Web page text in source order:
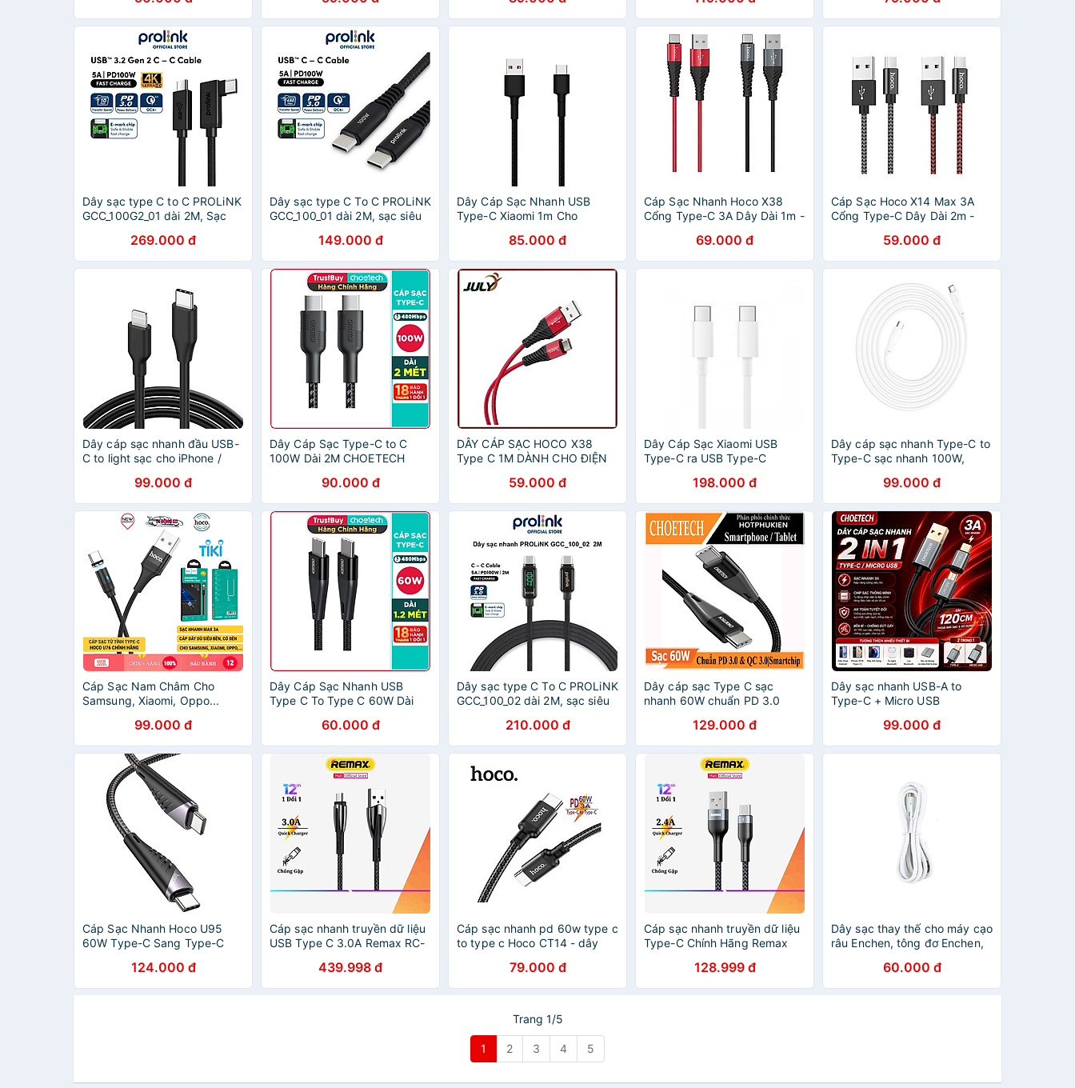
dùng cổng sạc Type C
Chip Sạc Thông Minh, Truyền
Dữ Liệu 480Mbps - Hàng
480Mbps - Hàng nhập khẩu
Hàng chính hãng
Dây sạc type C to C PROLiNK
GCC_100G2_01 dài 2M, Sạc
liệu audio, video 4K - Hàng
chính hãng
269.000 đ
Dây sạc type C To C PROLiNK
GCC_100_01 dài 2M, sạc siêu
Macbook, Laptop, Samsung -
Hàng chính hãng
149.000 đ
Dây Cáp Sạc Nhanh USB
Type-C Xiaomi 1m Cho
Chính Hãng85.000 đ
Cáp Sạc Nhanh Hoco X38
Cổng Type-C 3A Dây Dài 1m -
69.000 đ
Cáp Sạc Hoco X14 Max 3A
Cổng Type-C Dây Dài 2m -
59.000 đ
Dây cáp sạc nhanh đầu USB-
C to light sạc cho iPhone /
CHOETECH S-MT009L cho
iPhone / iPad (sạc nhanh
2.4A, chất liệu cao cấp, chip
sạc thông minh) - Hàng chính
99.000 đ
Dây Cáp Sạc Type-C to C
100W Dài 2M CHOETECH
Cho Macbook, Laptop,
Smartphone, Tablet - Hàng
Chính Hãng
90.000 đ
DÂY CÁP SẠC HOCO X38
Type C 1M DÀNH CHO ĐIỆN
59.000 đ
Dây Cáp Sạc Xiaomi USB
Type-C ra USB Type-C
chính hãng198.000 đ
Dây cáp sạc nhanh Type-C to
Type-C sạc nhanh 100W,
android như samsung, oppo...
- hàng nhập khẩu
99.000 đ
Cáp Sạc Nam Châm Cho
Samsung, Xiaomi, Oppo...
Từ Tính Báo Đèn, Cáp Dù Siêu
Bền - Hàng Chính Hãng
99.000 đ
Dây Cáp Sạc Nhanh USB
Type C To Type C 60W Dài
iPhone 15 CHOETECH XCC-
1003 - Hàng Chính Hãng
60.000 đ
Dây sạc type C To C PROLiNK
GCC_100_02 dài 2M, sạc siêu
dành cho Tablet, Macbook,
Laptop - Hàng chính hãng
210.000 đ
Dây cáp sạc Type C sạc
nhanh 60W chuẩn PD 3.0
CHOETECH XCC-1003 (chip
sạc thông minh, truyền tải dữ
liệu cao 480Mbps) - hàng
nhập khẩu
129.000 đ
Dây sạc nhanh USB-A to
Type-C + Micro USB
120CM, Sạc Nhanh 3A, Chip
Sạc Thông Minh, Truyền Dữ
Liệu 480Mbps, Tương Thích
99.000 đ
Cáp Sạc Nhanh Hoco U95
60W Type-C Sang Type-C
124.000 đ
Cáp sạc nhanh truyền dữ liệu
USB Type C 3.0A Remax RC-
QC3.0 Cáp typec andoird -
Hàng Chính Hãng Remax
439.998 đ
Cáp sạc nhanh pd 60w type c
to type c Hoco CT14 - dây
macbook samsung oppo ,...vv
- hàng chính hãng
79.000 đ
Cáp sạc nhanh truyền dữ liệu
Type-C Chính Hãng Remax
Max Chống gập chống gãy
Siêu Bền - Hàng Chính Hãng
128.999 đ
Dây sạc thay thế cho máy cạo
râu Enchen, tông đơ Enchen,
chính hãng60.000 đ
Trang 1/5
1 2 3 4 5